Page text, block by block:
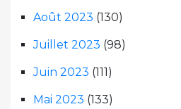
Août 2023 (130)
Juillet 2023 (98)
Juin 2023 (111)
Mai 2023 (133)